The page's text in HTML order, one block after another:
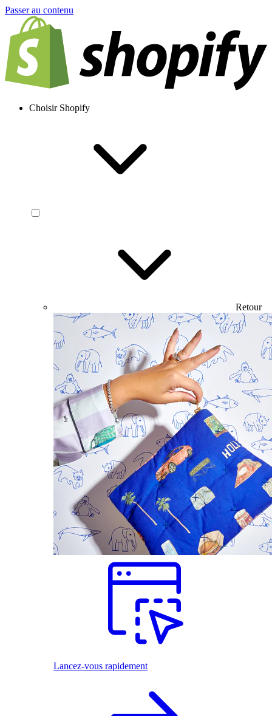
Passer au contenu
Choisir Shopify
Retour
Lancez-vous rapidement